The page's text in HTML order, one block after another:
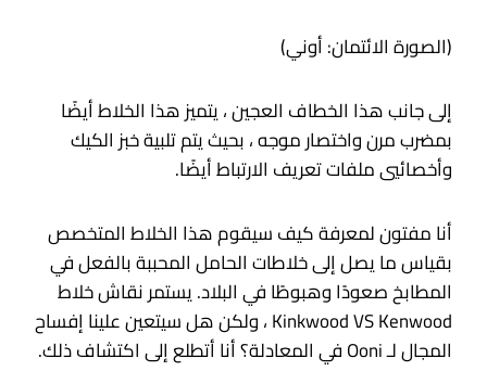
(الصورة الائتمان: أوني)
إلى جانب هذا الخطاف العجين ، يتميز هذا الخلاط أيضًا
بمضرب مرن واختصار موجه ، بحيث يتم تلبية خبز الكيك
وأخصائيي ملفات تعريف الارتباط أيضًا.
أنا مفتون لمعرفة كيف سيقوم هذا الخلاط المتخصص
بقياس ما يصل إلى خلاطات الحامل المحببة بالفعل في
المطابخ صعودًا وهبوطًا في البلاد. يستمر نقاش خلاط
Kinkwood VS Kenwood ، ولكن هل سيتعين علينا إفساح
المجال لـ Ooni في المعادلة؟ أنا أتطلع إلى اكتشاف ذلك.